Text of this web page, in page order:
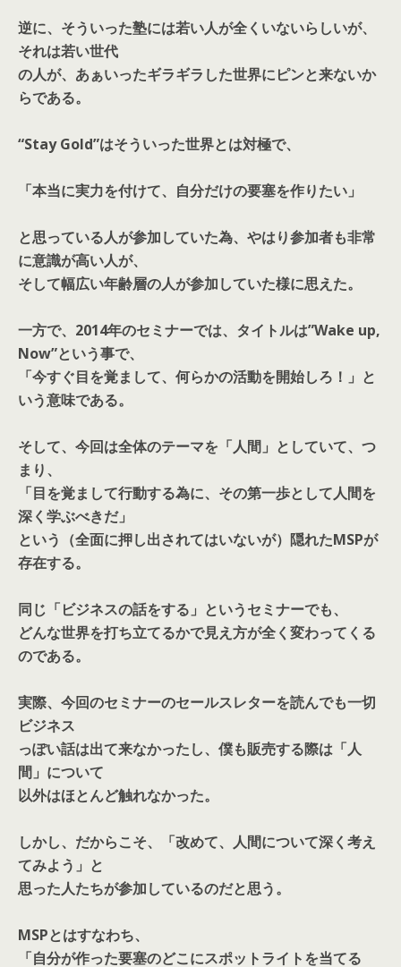
逆に、そういった塾には若い人が全くいないらしいが、
それは若い世代
の人が、あぁいったギラギラした世界にピンと来ないか
らである。
“Stay Gold”はそういった世界とは対極で、
「本当に実力を付けて、自分だけの要塞を作りたい」
と思っている人が参加していた為、やはり参加者も非常
に意識が高い人が、
そして幅広い年齢層の人が参加していた様に思えた。
一方で、2014年のセミナーでは、タイトルは”Wake up,
Now”という事で、
「今すぐ目を覚まして、何らかの活動を開始しろ！」と
いう意味である。
そして、今回は全体のテーマを「人間」としていて、つ
まり、
「目を覚まして行動する為に、その第一歩として人間を
深く学ぶべきだ」
という（全面に押し出されてはいないが）隠れたMSPが
存在する。
同じ「ビジネスの話をする」というセミナーでも、
どんな世界を打ち立てるかで見え方が全く変わってくる
のである。
実際、今回のセミナーのセールスレターを読んでも一切
ビジネス
っぽい話は出て来なかったし、僕も販売する際は「人
間」について
以外はほとんど触れなかった。
しかし、だからこそ、「改めて、人間について深く考え
てみよう」と
思った人たちが参加しているのだと思う。
MSPとはすなわち、
「自分が作った要塞のどこにスポットライトを当てる